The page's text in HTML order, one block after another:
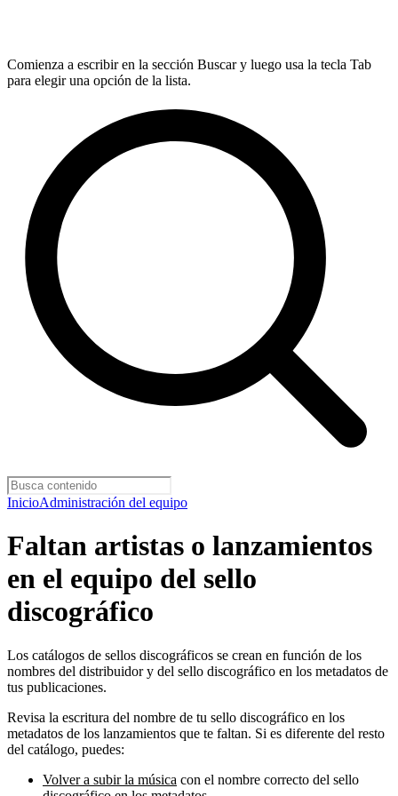
Comienza a escribir en la sección Buscar y luego usa la tecla Tab
para elegir una opción de la lista.
InicioAdministración del equipo
Faltan artistas o lanzamientos
en el equipo del sello
discográfico
Los catálogos de sellos discográficos se crean en función de los
nombres del distribuidor y del sello discográfico en los metadatos de
tus publicaciones.
Revisa la escritura del nombre de tu sello discográfico en los
metadatos de los lanzamientos que te faltan. Si es diferente del resto
del catálogo, puedes:
Volver a subir la música con el nombre correcto del sello